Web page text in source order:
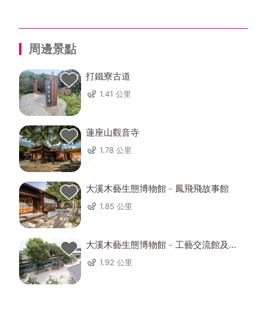
周邊景點
打鐵寮古道
1.41 公里
蓮座山觀音寺
1.78 公里
大溪木藝生態博物館﹣鳳飛飛故事館
1.85 公里
大溪木藝生態博物館﹣工藝交流館及工
藝基地1.92 公里